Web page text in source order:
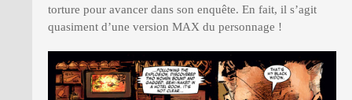
torture pour avancer dans son enquête. En fait, il s’agit
quasiment d’une version MAX du personnage !